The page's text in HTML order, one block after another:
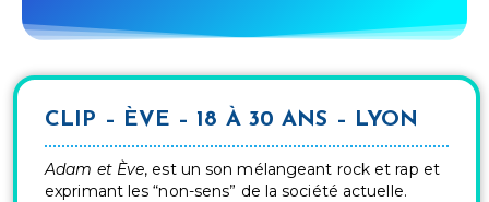
CLIP – ÈVE – 18 À 30 ANS – LYON
Adam et Ève, est un son mélangeant rock et rap et
exprimant les “non-sens” de la société actuelle.